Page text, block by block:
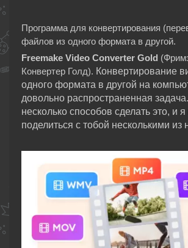
Программа для конвертирования
файлов из одного формата в другой.
Freemake Video Converter Gold
Конвертер Голд). Конвертирование
одного формата в другой на
довольно распространенная
несколько способов сделать это, и я
поделиться с тобой несколькими из